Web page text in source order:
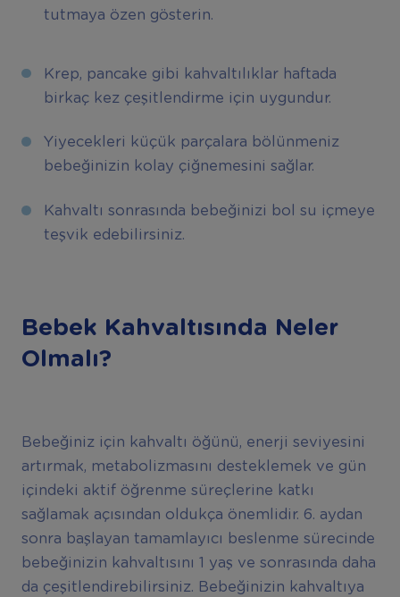
tutmaya özen gösterin.
Krep, pancake gibi kahvaltılıklar haftada
birkaç kez çeşitlendirme için uygundur.
Yiyecekleri küçük parçalara bölünmeniz
bebeğinizin kolay çiğnemesini sağlar.
Kahvaltı sonrasında bebeğinizi bol su içmeye
teşvik edebilirsiniz.
Bebek Kahvaltısında Neler
Olmalı?
Bebeğiniz için kahvaltı öğünü, enerji seviyesini
artırmak, metabolizmasını desteklemek ve gün
içindeki aktif öğrenme süreçlerine katkı
sağlamak açısından oldukça önemlidir. 6. aydan
sonra başlayan tamamlayıcı beslenme sürecinde
bebeğinizin kahvaltısını 1 yaş ve sonrasında daha
da çeşitlendirebilirsiniz. Bebeğinizin kahvaltıya